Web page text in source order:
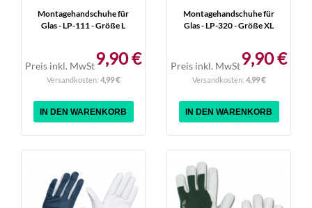
Montagehandschuhe für
Glas - LP-111 - Größe L
Preis inkl. MwSt9,90 €
Versandkosten: 4,99 €
IN DEN WARENKORB
Montagehandschuhe für
Glas - LP-320 - Größe XL
Preis inkl. MwSt9,90 €
Versandkosten: 4,99 €
IN DEN WARENKORB